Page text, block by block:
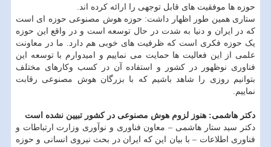
حوزه ها موفقیت های قابل توجهی را ارائه کرده اند.
ستاری همین طور اظهار داشت: حوزه هوش مصنوعی حوزه ای است
که در ایران و دنیا به شدت در حال توسعه است و در واقع این حوزه
یک حوزه فکری است که ظرفیت های خوبی هم دارد. ما در معاونت
علمی از این فعالیت ها حمایت می نماییم و امیدوارم با توسعه این
فناوری نوظهور در کشور و استفاده آن در کسب وکارهای مختلف
بتوانیم روزی را شاهد باشیم که با بزرگان هوش مصنوعی رقابت
نماییم.
دکتر هاشمی: هنوز لزوم هوش مصنوعی در کشور تبیین نشده است
دکتر سید ستار هاشمی – معاون فناوری و نوآوری وزارت ارتباطات و
فناوری اطلاعات – با بیان این که ایران در بحث نیروی انسانی و حوزه